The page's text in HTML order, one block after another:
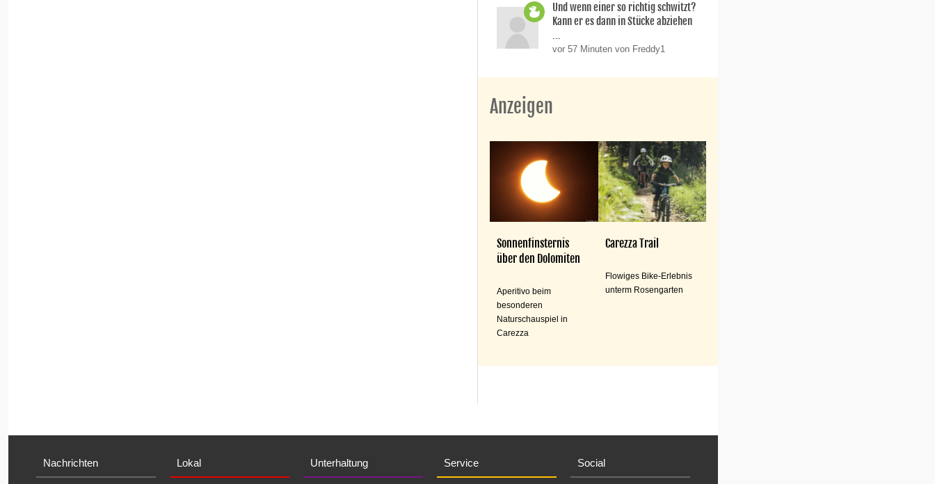
Und wenn einer so richtig schwitzt?
Kann er es dann in Stücke abziehen
...
vor 57 Minuten von Freddy1
Anzeigen
Sonnenfinsternis
über den Dolomiten
Aperitivo beim
besonderen
Naturschauspiel in
Carezza
Carezza Trail
Flowiges Bike-Erlebnis
unterm Rosengarten
Nachrichten Lokal Unterhaltung Service Social